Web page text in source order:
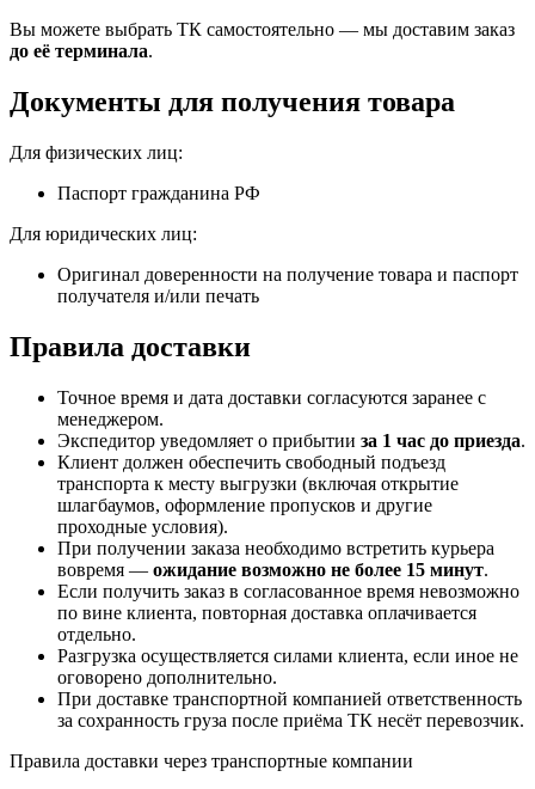
Вы можете выбрать ТК самостоятельно — мы доставим заказ
до её терминала.
Документы для получения товара
Для физических лиц:
Паспорт гражданина РФ
Для юридических лиц:
Оригинал доверенности на получение товара и паспорт
получателя и/или печать
Правила доставки
Точное время и дата доставки согласуются заранее с
менеджером.
Экспедитор уведомляет о прибытии за 1 час до приезда.
Клиент должен обеспечить свободный подъезд
транспорта к месту выгрузки (включая открытие
шлагбаумов, оформление пропусков и другие
проходные условия).
При получении заказа необходимо встретить курьера
вовремя — ожидание возможно не более 15 минут.
Если получить заказ в согласованное время невозможно
по вине клиента, повторная доставка оплачивается
отдельно.
Разгрузка осуществляется силами клиента, если иное не
оговорено дополнительно.
При доставке транспортной компанией ответственность
за сохранность груза после приёма ТК несёт перевозчик.
Правила доставки через транспортные компании